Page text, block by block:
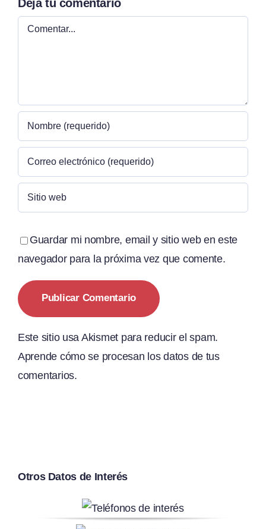
Deja tu comentario
Comentar
Guardar mi nombre, email y sitio web en este
navegador para la próxima vez que comente.
Este sitio usa Akismet para reducir el spam.
Aprende cómo se procesan los datos de tus
comentarios.
Otros Datos de Interés